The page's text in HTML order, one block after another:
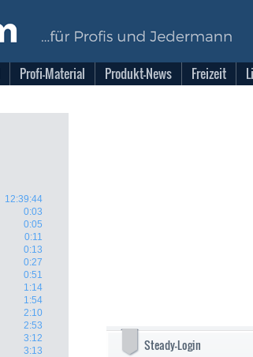
Profi-Material Produkt-News Freizeit
12:39:44
0:03
0:05
0:11
0:13
0:27
0:51
1:14
1:54
2:10
2:53
3:12
3:13
Steady-Login